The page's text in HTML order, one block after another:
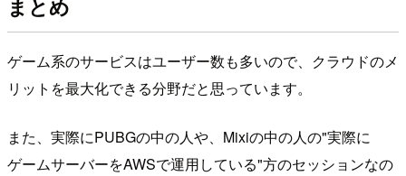
まとめ
ゲーム系のサービスはユーザー数も多いので、クラウドのメ
リットを最大化できる分野だと思っています。
また、実際にPUBGの中の人や、Mixiの中の人の"実際に
ゲームサーバーをAWSで運用している"方のセッションなの